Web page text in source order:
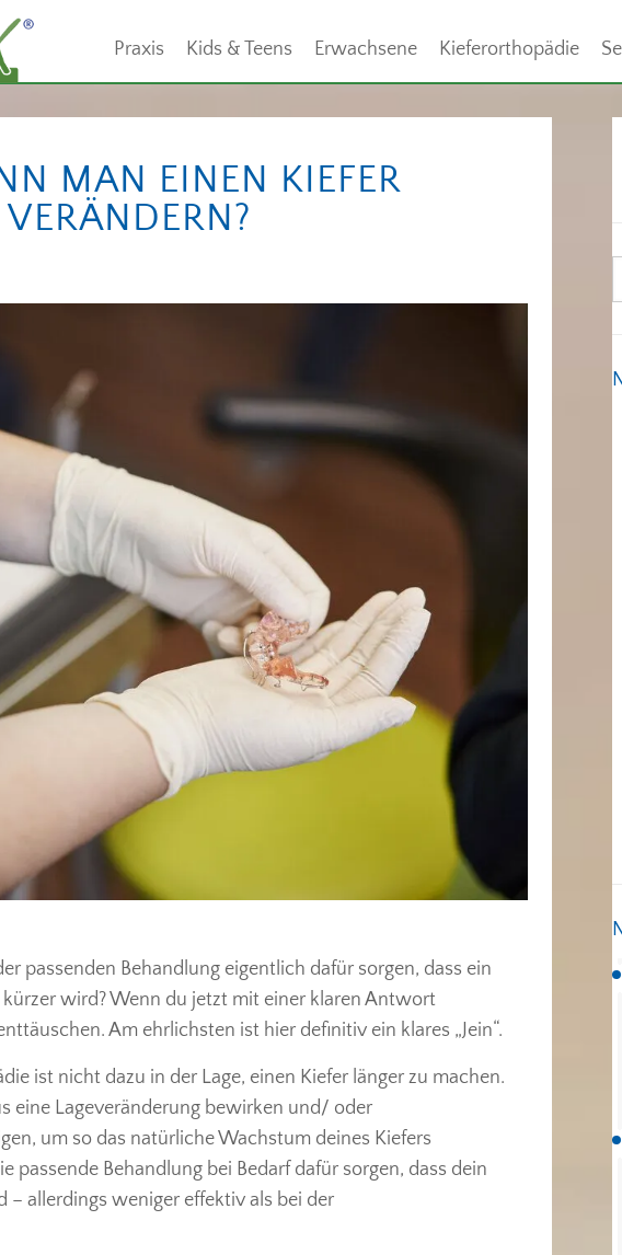
Praxis Kids & Teens Erwachsene Kieferorthopädie
MAN EINEN KIEFER
VERÄNDERN?
passenden Behandlung eigentlich dafür sorgen, dass ein
kürzer wird? Wenn du jetzt mit einer klaren Antwort
Am ehrlichsten ist hier definitiv ein klares „Jein“.
ist nicht dazu in der Lage, einen Kiefer länger zu machen.
eine Lageveränderung bewirken und/ oder
um so das natürliche Wachstum deines Kiefers
passende Behandlung bei Bedarf dafür sorgen, dass dein
allerdings weniger effektiv als bei der